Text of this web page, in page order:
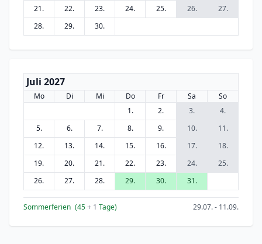
21.
22. 23. 24. 25. 26.
27.
28.
29. 30.
Juli 2027
Mo Di Mi Do Fr Sa
So
1.
2. 3.
4.
5.
6. 7. 8. 9. 10.
11.
12.
13. 14. 15. 16. 17.
18.
19.
20. 21. 22. 23. 24.
25.
26.
27. 28. 29. 30. 31.
Sommerferien (45+ 1 Tage) 29.07. - 11.09.